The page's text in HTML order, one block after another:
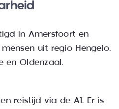
in Amersfoort en
uit regio Hengelo,
en Oldenzaal.
reistijd via de A1. Er is